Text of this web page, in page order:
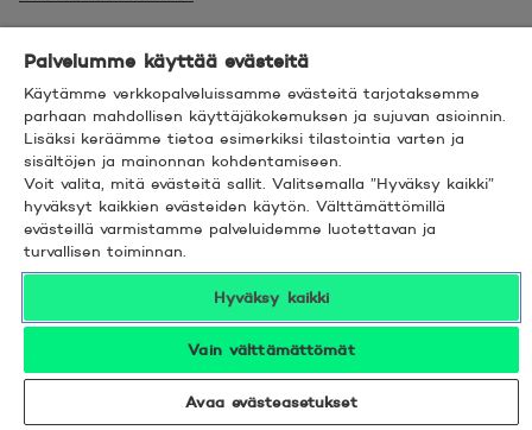
© 2026 POP Pankki,Hevosenkenkä 3, 02600
ESPOO
Seuraa meitä sosiaalisessa mediassa
Avautuu uuteen ikkunaan.
Avautuu uuteen ikkunaan.
Instagram
Avautuu uuteen ikkunaan.
YouTube
Avautuu uuteen ikkunaan.
Palvelumme käyttää evästeitä
Käytämme verkkopalveluissamme evästeitä tarjotaksemme
parhaan mahdollisen käyttäjäkokemuksen ja sujuvan asioinnin.
Lisäksi keräämme tietoa esimerkiksi tilastointia varten ja
sisältöjen ja mainonnan kohdentamiseen.
Voit valita, mitä evästeitä sallit. Valitsemalla ”Hyväksy kaikki”
hyväksyt kaikkien evästeiden käytön. Välttämättömillä
evästeillä varmistamme palveluidemme luotettavan ja
turvallisen toiminnan.
Hyväksy kaikki
Vain välttämättömät
Avaa evästeasetukset